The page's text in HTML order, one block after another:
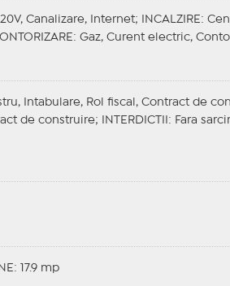
Canalizare, Internet; INCALZIRE :
: Gaz, Curent electric,
Intabulare, Rol fiscal, Contract de
de construire; INTERDICTII : Fara
17.9 mp